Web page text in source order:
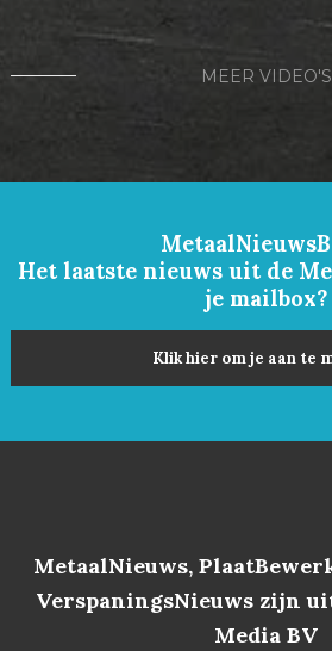
MEER VIDEO'S
Het laatste nieuws uit de
je mailbox?
Klik hier om je aan te
MetaalNieuws,
VerspaningsNieuws zijn
Media BV